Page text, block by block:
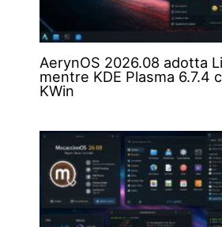
AerynOS 2026.08 adotta
mentre KDE Plasma 6.7.4
KWin